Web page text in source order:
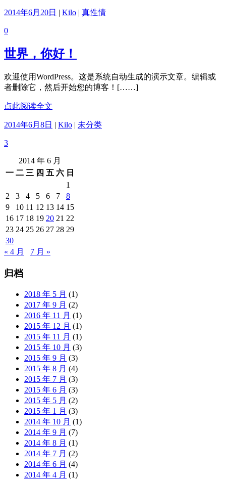
2014年6月20日 | Kilo | 真性情
0
世界，你好！
欢迎使用WordPress。这是系统自动生成的演示文章。编辑或
者删除它，然后开始您的博客！[……]
点此阅读全文
2014年6月8日 | Kilo | 未分类
3
2014 年 6 月
一 二 三 四 五 六 日
1
2
3 4 5 6 7
8
9
10 11 12 13 14 15
16 17 18 19 20 21 22
23 24 25 26 27 28 29
30
« 4 月
7 月 »
归档
2018 年 5 月 (1)
2017 年 9 月 (2)
2016 年 11 月 (1)
2015 年 12 月 (1)
2015 年 11 月 (1)
2015 年 10 月 (3)
2015 年 9 月 (3)
2015 年 8 月 (4)
2015 年 7 月 (3)
2015 年 6 月 (3)
2015 年 5 月 (2)
2015 年 1 月 (3)
2014 年 10 月 (1)
2014 年 9 月 (7)
2014 年 8 月 (1)
2014 年 7 月 (2)
2014 年 6 月 (4)
2014 年 4 月 (1)